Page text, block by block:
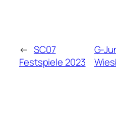
← SC07
Festspiele 2023
G-